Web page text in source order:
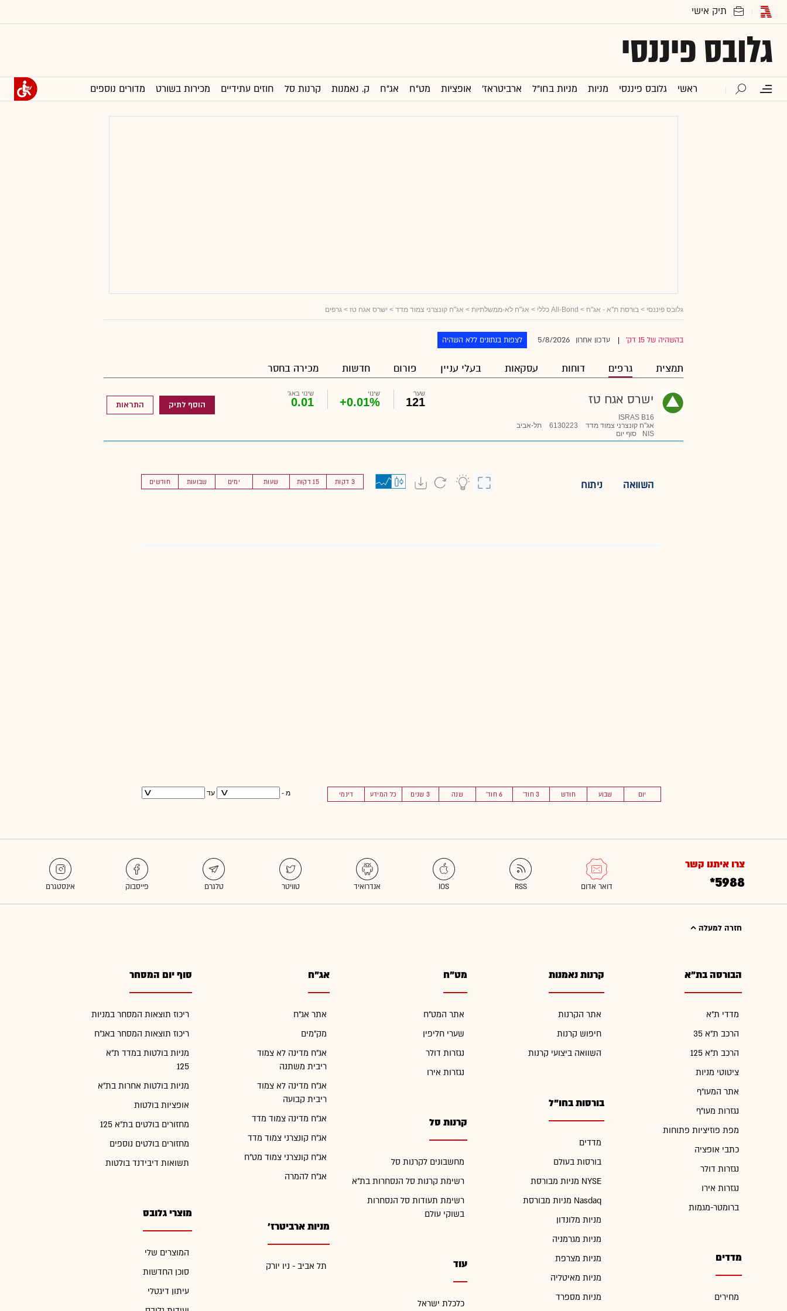
גלובס פיננסי
ראשי גלובס פיננסי מניות מניות בחו"ל ארביטראז' אופציות מט"ח אג"ח ק. נאמנות קרנות סל חוזים עתידיים מכירות בשורט מדורים נוספים
גלובס פיננסי > בורסת ת"א - אג"ח > All-Bond כללי > אג"ח לא-ממשלתיות > אג"ח קונצרני צמוד מדד > ישרס אגח טז > גרפים
בהשהיה של 15 דק' עדכון אחרון 5/8/2026 לצפות בנתונים ללא השהיה
תמצית גרפים דוחות עסקאות בעלי עניין פורום חדשות מכירה בחסר
ישרס אגח טז
ISRAS B16
אג"ח קונצרני צמוד מדד
6130223
תל-אביב
NIS
סוף יום
שער
121
שינוי
+0.01%
שינוי באג'
0.01 הוסף לתיק התראות
חודשים שבועות ימים שעות 15 דקות 3 דקות השוואה ניתוח
יום שבוע חודש 3 חוד' 6 חוד' שנה 3 שנים כל המידע דינמי מ - עד
צרו איתנו קשר
*5988
חזרה למעלה
הבורסה בת"א
מדדי ת"א
הרכב ת"א 35
הרכב ת"א 125
ציטוטי מניות
אתר המעו"ף
נגזרות מעו"ף
מפת פוזיציות פתוחות
כתבי אופציה
נגזרות דולר
נגזרות אירו
ברומטר-מגמות
מדדים
מחירים
קרנות נאמנות
אתר הקרנות
חיפוש קרנות
השוואה ביצועי קרנות
בורסות בחו"ל
מדדים
בורסות בעולם
מניות מבורסת NYSE
מניות מבורסת Nasdaq
מניות מלונדון
מניות מגרמניה
מניות מצרפת
מניות מאיטליה
מניות מספרד
מט"ח
אתר המט"ח
שערי חליפין
נגזרות דולר
נגזרות אירו
קרנות סל
מחשבונים לקרנות סל
רשימת קרנות סל הנסחרות בת"א
רשימת תעודות סל הנסחרות
בשוקי עולם
עוד
כלכלת ישראל
אג"ח
אתר אג"ח
מק"מים
אג"ח מדינה לא צמוד
ריבית משתנה
אג"ח מדינה לא צמוד
ריבית קבועה
אג"ח מדינה צמוד מדד
אג"ח קונצרני צמוד מדד
אג"ח קונצרני צמוד מט"ח
אג"ח להמרה
מניות ארביטרז'
תל אביב - ניו יורק
סוף יום המסחר
ריכוז תוצאות המסחר במניות
ריכוז תוצאות המסחר באג"ח
מניות בולטות במדד ת"א
125
מניות בולטות אחרות בת"א
אופציות בולטות
מחזורים בולטים בת"א 125
מחזורים בולטים נוספים
תשואות דיבידנד בולטות
מוצרי גלובס
המוצרים שלי
סוכן החדשות
עיתון דיגטלי